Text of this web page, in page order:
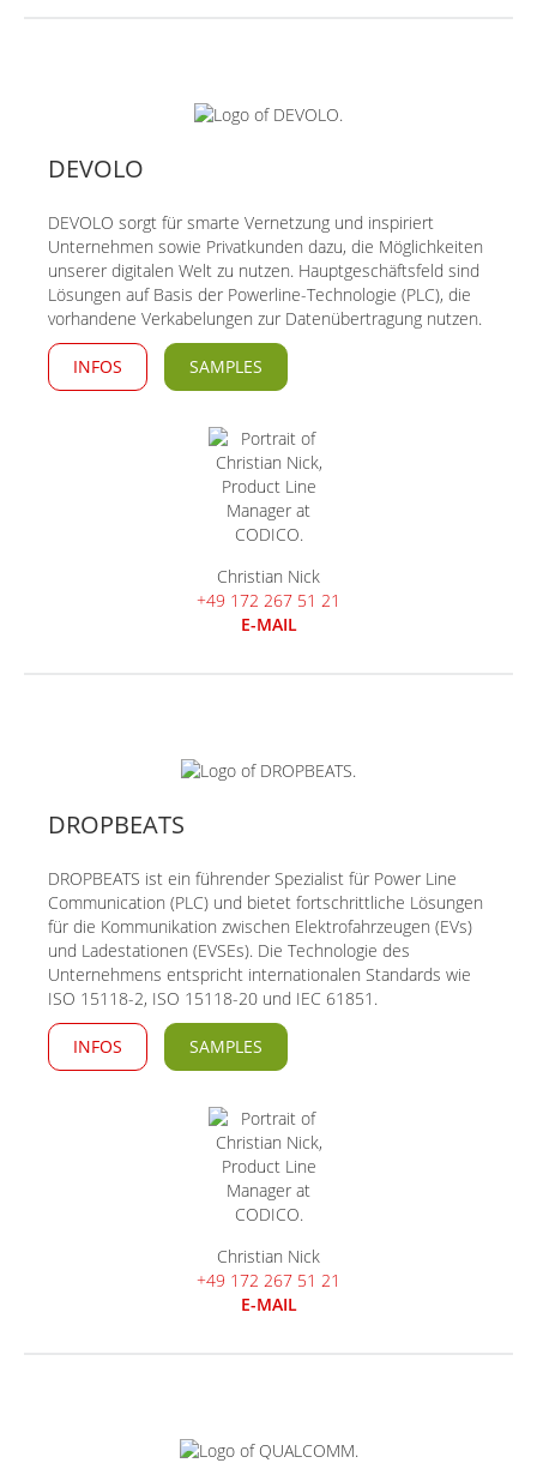
DEVOLO
DEVOLO sorgt für smarte Vernetzung und inspiriert
Unternehmen sowie Privatkunden dazu, die Möglichkeiten
unserer digitalen Welt zu nutzen. Hauptgeschäftsfeld sind
Lösungen auf Basis der Powerline-Technologie (PLC), die
vorhandene Verkabelungen zur Datenübertragung nutzen.
INFOS SAMPLES
Christian Nick
+49 172 267 51 21
E-MAIL
DROPBEATS
DROPBEATS ist ein führender Spezialist für Power Line
Communication (PLC) und bietet fortschrittliche Lösungen
für die Kommunikation zwischen Elektrofahrzeugen (EVs)
und Ladestationen (EVSEs). Die Technologie des
Unternehmens entspricht internationalen Standards wie
ISO 15118-2, ISO 15118-20 und IEC 61851.
INFOS SAMPLES
Christian Nick
+49 172 267 51 21
E-MAIL